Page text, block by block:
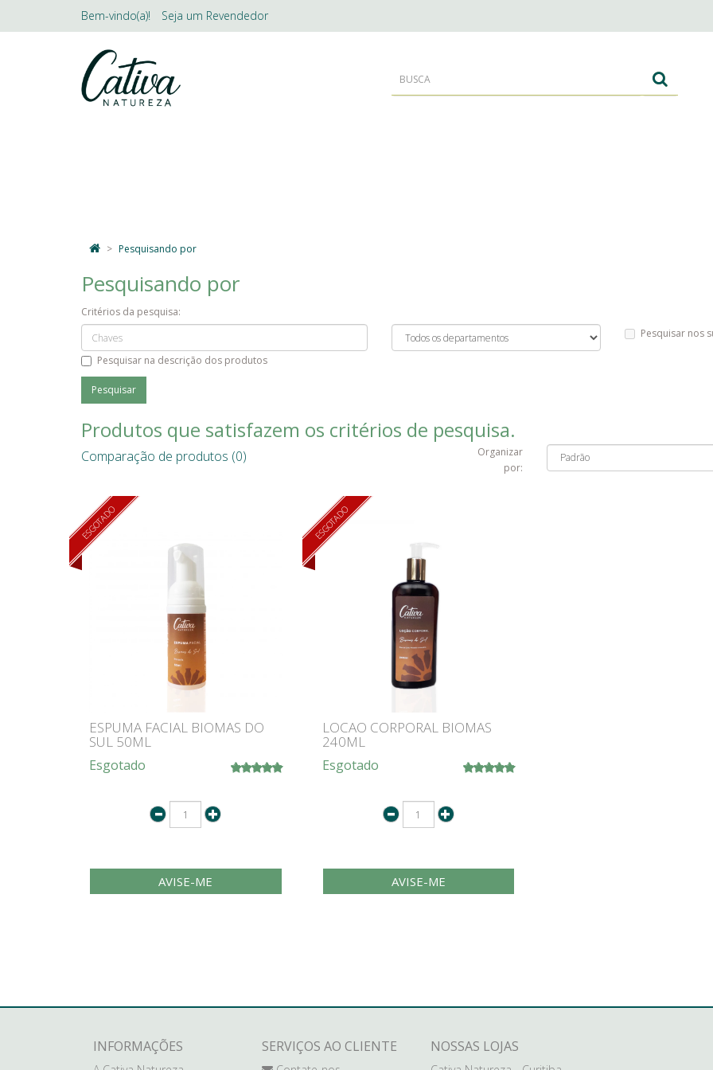
Bem-vindo(a)! Seja um Revendedor
LINHAS
Pesquisando por
Pesquisando por
Critérios da pesquisa:
Pesquisar nos
Pesquisar na descrição dos produtos
Produtos que satisfazem os critérios de pesquisa.
Comparação de produtos (0)
Organizar
por:
ESGOTADO
ESPUMA FACIAL BIOMAS DO
SUL 50ML
Esgotado
AVISE-ME
ESGOTADO
LOCAO CORPORAL BIOMAS
240ML
Esgotado
AVISE-ME
INFORMAÇÕES SERVIÇOS AO CLIENTE NOSSAS LOJAS